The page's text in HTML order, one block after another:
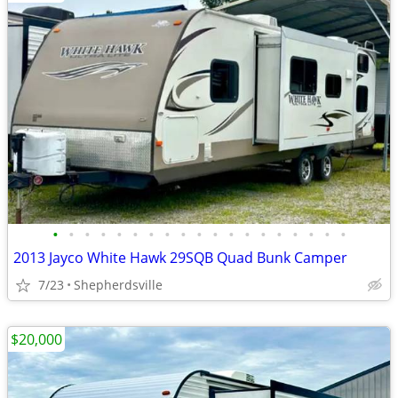
• • • • • • • • • • • • • • • • • • •
2013 Jayco White Hawk 29SQB Quad Bunk Camper
7/23 Shepherdsville
$20,000